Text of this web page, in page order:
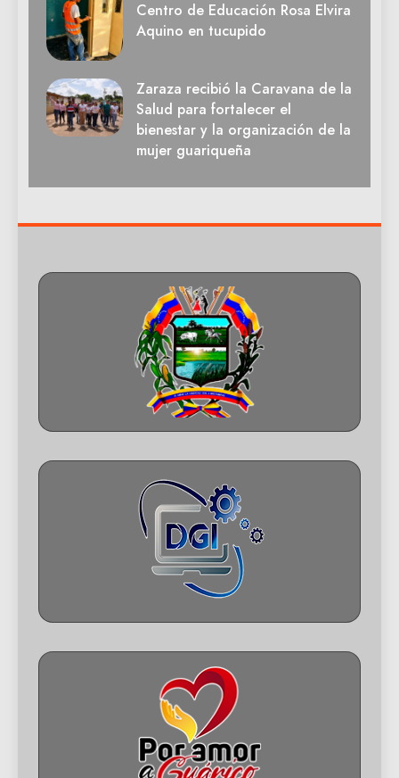
Centro de Educación Rosa Elvira
Aquino en tucupido
Zaraza recibió la Caravana de la
Salud para fortalecer el
bienestar y la organización de la
mujer guariqueña